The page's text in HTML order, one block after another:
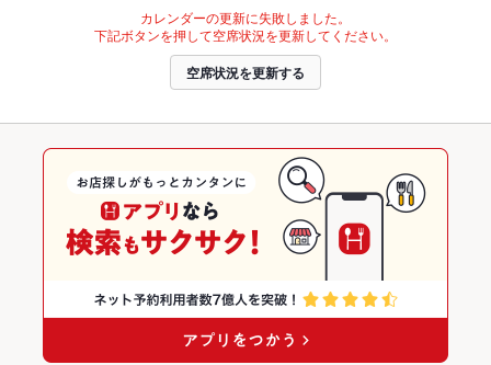
カレンダーの更新に失敗しました。
下記ボタンを押して空席状況を更新してください。
空席状況を更新する